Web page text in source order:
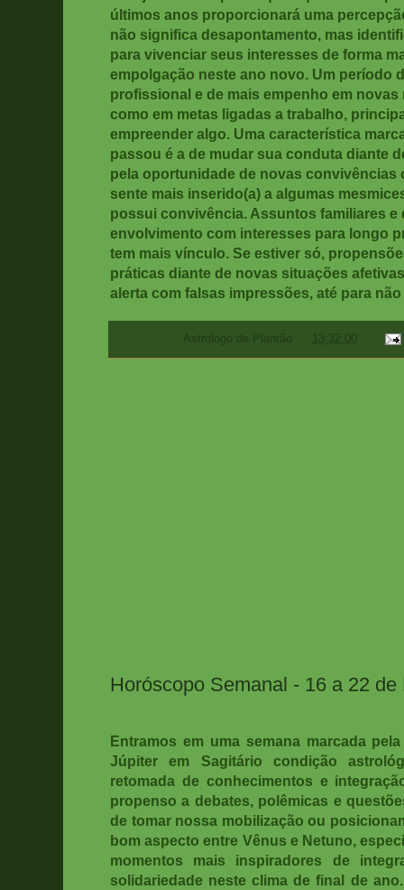
últimos anos proporcionará uma
não significa desapontamento, mas
para vivenciar seus interesses de forma
empolgação neste ano novo. Um período
profissional e de mais empenho em
como em metas ligadas a trabalho,
empreender algo. Uma característica
passou é a de mudar sua conduta diante
pela oportunidade de novas convivências
sente mais inserido(a) a algumas
possui convivência. Assuntos familiares e
envolvimento com interesses para longo
tem mais vínculo. Se estiver só,
práticas diante de novas situações
alerta com falsas impressões, até para
Astrólogo de Plantão 13:32:00
Horóscopo Semanal - 16 a 22 de
Entramos em uma semana marcada
Júpiter em Sagitário condição
retomada de conhecimentos e
propenso a debates, polêmicas e
de tomar nossa mobilização ou
bom aspecto entre Vênus e Netuno,
momentos mais inspiradores de
solidariedade neste clima de final de